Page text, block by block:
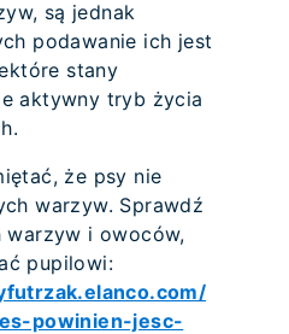
są jednak
podawanie ich jest
stany
aktywny tryb życia
że psy nie
warzyw. Sprawdź
warzyw i owoców,
pupilowi:
powinien-jesc-